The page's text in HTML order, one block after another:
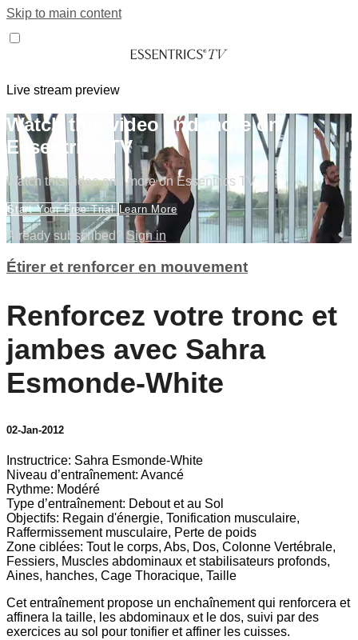
Skip to main content
Live stream preview
Watch this video and more on
Essentrics TV
Watch this video and more on Essentrics TV
Start Your Free Trial Learn More
Already subscribed? Sign in
Étirer et renforcer en mouvement
Renforcez votre tronc et
jambes avec Sahra
Esmonde-White
02-Jan-2012
Instructrice: Sahra Esmonde-White
Niveau d’entraînement: Avancé
Rythme: Modéré
Type d’entraînement: Debout et au Sol
Objectifs: Regain d'énergie, Tonification musculaire,
Raffermissement musculaire, Perte de poids
Zone ciblées: Tout le corps, Abs, Dos, Colonne Vertébrale,
Fessiers, Muscles abdominaux et stabilisateurs profonds,
Aines, hanches, Cage Thoracique, Taille
Cet entraînement propose un enchaînement qui renforcera et
affinera la taille, les abdominaux et le dos, suivi par des
exercices au sol pour tonifier et affiner les cuisses.